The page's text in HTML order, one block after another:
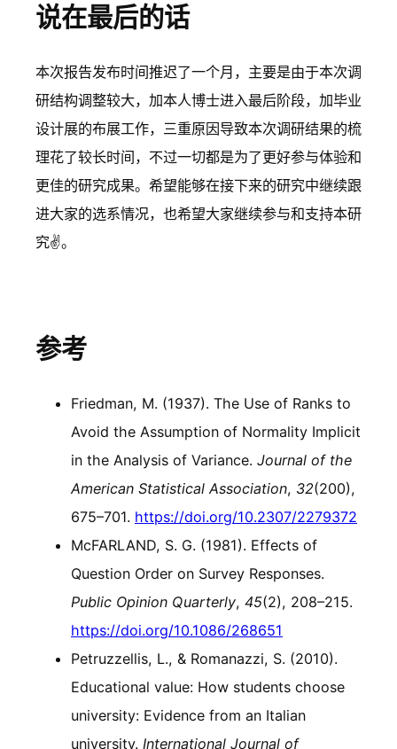
说在最后的话
本次报告发布时间推迟了一个月，主要是由于本次调
研结构调整较大，加本人博士进入最后阶段，加毕业
设计展的布展工作，三重原因导致本次调研结果的梳
理花了较长时间，不过一切都是为了更好参与体验和
更佳的研究成果。希望能够在接下来的研究中继续跟
进大家的选系情况，也希望大家继续参与和支持本研
究✌️。
参考
Friedman, M. (1937). The Use of Ranks to
Avoid the Assumption of Normality Implicit
in the Analysis of Variance. Journal of the
American Statistical Association, 32(200),
675–701. https://doi.org/10.2307/2279372
McFARLAND, S. G. (1981). Effects of
Question Order on Survey Responses.
Public Opinion Quarterly, 45(2), 208–215.
https://doi.org/10.1086/268651
Petruzzellis, L., & Romanazzi, S. (2010).
Educational value: How students choose
university: Evidence from an Italian
university. International Journal of